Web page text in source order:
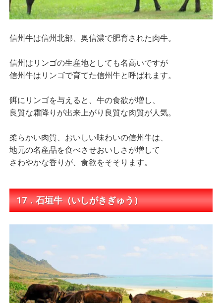
信州牛は信州北部、奥信濃で肥育された肉牛。
信州はリンゴの生産地としても名高いですが
信州牛はリンゴで育てた信州牛と呼ばれます。
餌にリンゴを与えると、牛の食欲が増し、
良質な霜降りが出来上がり良質な肉質が人気。
柔らかい肉質、おいしい味わいの信州牛は、
地元の名産品を食べさせおいしさが増して
さわやかな香りが、食欲をそそります。
17．石垣牛（いしがきぎゅう）